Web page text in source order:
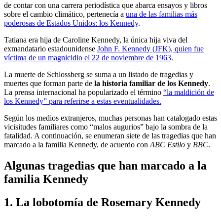
de contar con una carrera periodística que abarca ensayos y libros
sobre el cambio climático, pertenecía a una de las familias más
poderosas de Estados Unidos: los Kennedy.
Tatiana era hija de Caroline Kennedy, la única hija viva del
exmandatario estadounidense John F. Kennedy (JFK), quien fue
víctima de un magnicidio el 22 de noviembre de 1963.
La muerte de Schlossberg se suma a un listado de tragedias y
muertes que forman parte de la historia familiar de los Kennedy.
La prensa internacional ha popularizado el término “la maldición de
los Kennedy” para referirse a estas eventualidades.
Según los medios extranjeros, muchas personas han catalogado estas
vicisitudes familiares como “malos augurios” bajo la sombra de la
fatalidad. A continuación, se enumeran siete de las tragedias que han
marcado a la familia Kennedy, de acuerdo con ABC Estilo y BBC.
Algunas tragedias que han marcado a la
familia Kennedy
1. La lobotomía de Rosemary Kennedy